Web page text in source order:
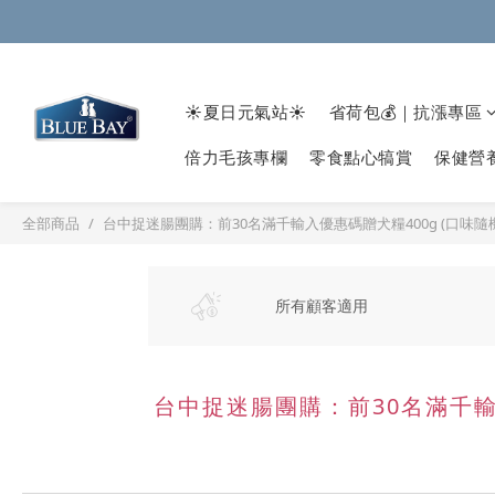
☀️夏日元氣站☀️ 省荷包💰｜抗漲專區
倍力毛孩專欄 零食點心犒賞 保健營
全部商品 台中捉迷腸團購：前30名滿千輸入優惠碼贈犬糧400g (口味隨
所有顧客適用
台中捉迷腸團購：前30名滿千